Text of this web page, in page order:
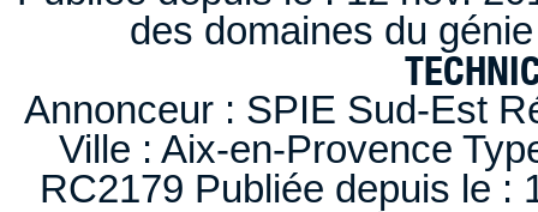
des domaines du
Annonceur : SPIE Sud-Est
Ville : Aix-en-Provence
RC2179 Publiée depuis le :